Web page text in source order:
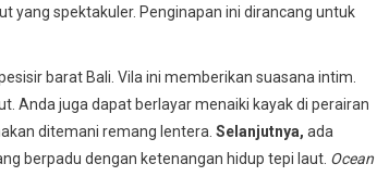
yang spektakuler. Penginapan ini dirancang untuk
barat Bali. Vila ini memberikan suasana intim.
Anda juga dapat berlayar menaiki kayak di perairan
ditemani remang lentera. Selanjutnya, ada
berpadu dengan ketenangan hidup tepi laut. Ocean